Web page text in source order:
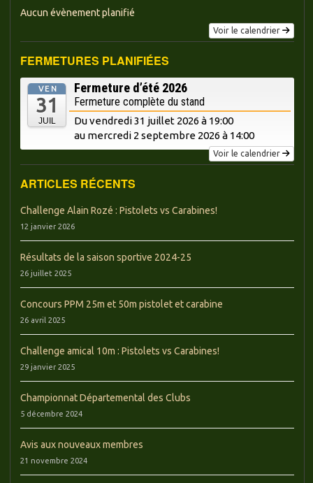
Aucun évènement planifié
Voir le calendrier
FERMETURES PLANIFIÉES
VEN
31
JUIL
Fermeture d’été 2026
Fermeture complète du stand
Du vendredi 31 juillet 2026 à 19:00
au mercredi 2 septembre 2026 à 14:00
Voir le calendrier
ARTICLES RÉCENTS
Challenge Alain Rozé : Pistolets vs Carabines!
12 janvier 2026
Résultats de la saison sportive 2024-25
26 juillet 2025
Concours PPM 25m et 50m pistolet et carabine
26 avril 2025
Challenge amical 10m : Pistolets vs Carabines!
29 janvier 2025
Championnat Départemental des Clubs
5 décembre 2024
Avis aux nouveaux membres
21 novembre 2024